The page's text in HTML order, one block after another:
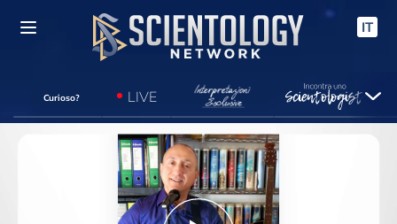
IT
Curioso? LIVE